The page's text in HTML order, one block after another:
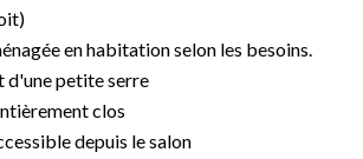
en habitation selon les besoins.
d'une petite serre
clos
depuis le salon